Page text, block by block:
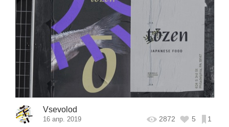
Vsevolod
16 апр. 2019 2872 5 1